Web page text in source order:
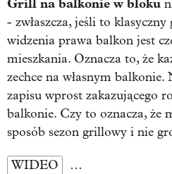
Grill na balkonie w bloku
- zwłaszcza, jeśli to
widzenia prawa balkon jest
mieszkania. Oznacza to, że
zechce na własnym balkonie.
zapisu wprost zakazującego
balkonie. Czy to oznacza, że
sposób sezon grillowy i nie
WIDEO …